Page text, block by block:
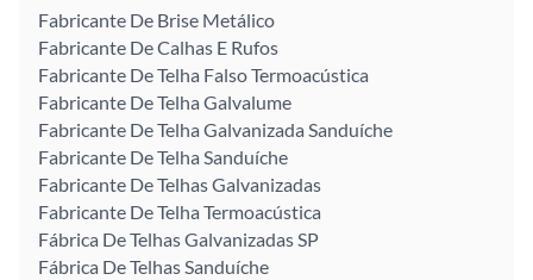
Fabricante De Brise Metálico
Fabricante De Calhas E Rufos
Fabricante De Telha Falso Termoacústica
Fabricante De Telha Galvalume
Fabricante De Telha Galvanizada Sanduíche
Fabricante De Telha Sanduíche
Fabricante De Telhas Galvanizadas
Fabricante De Telha Termoacústica
Fábrica De Telhas Galvanizadas SP
Fábrica De Telhas Sanduíche